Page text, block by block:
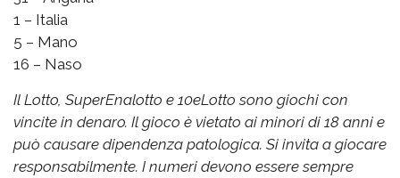
1 – Italia
5 – Mano
16 – Naso
Il Lotto, SuperEnalotto e 10eLotto sono giochi con
vincite in denaro. Il gioco è vietato ai minori di 18 anni e
può causare dipendenza patologica. Si invita a giocare
responsabilmente. I numeri devono essere sempre